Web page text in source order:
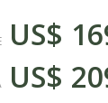
US$
US$